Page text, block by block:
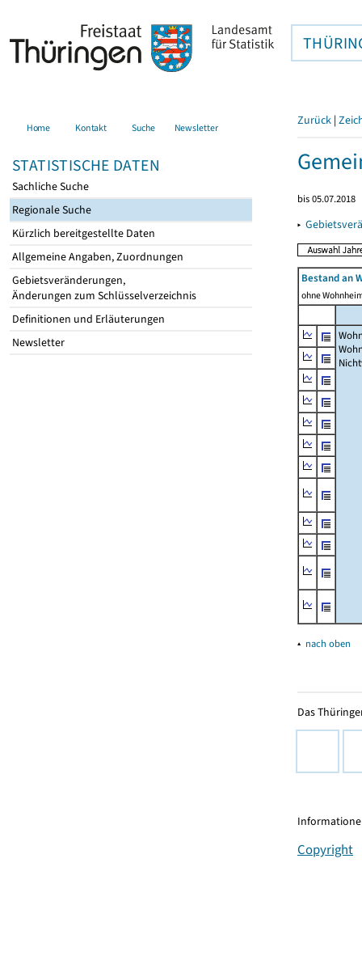
Home Kontakt Suche Newsletter
STATISTISCHE DATEN
Sachliche Suche
Regionale Suche
Kürzlich bereitgestellte Daten
Allgemeine Angaben, Zuordnungen
Gebietsveränderungen,
Änderungen zum Schlüsselverzeichnis
Definitionen und Erläuterungen
Newsletter
Zurück |
bis 05.07.2018
▸
Bestand an
ohne
▴ nach oben
Das
Copyright